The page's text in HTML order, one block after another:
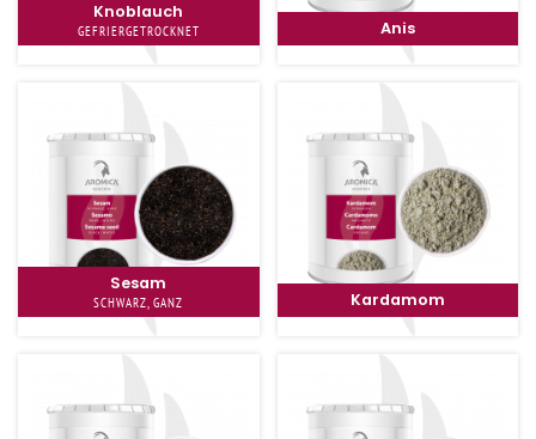
Knoblauch
GEFRIERGETROCKNET Anis
Sesam
SCHWARZ, GANZ Kardamom